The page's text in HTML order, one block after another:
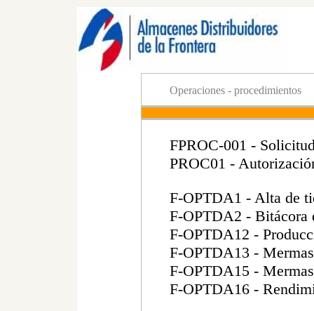
Operaciones - procedimientos
FPROC-001 -
PROC01 -
F-OPTDA1 - Alta de
F-OPTDA2 - Bitácora
F-OPTDA12 -
F-OPTDA13 -
F-OPTDA15 -
F-OPTDA16 -